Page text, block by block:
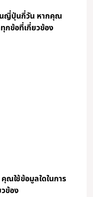
ญี่ปุ่นกี่วัน หากคุณ
กข้อที่เกี่ยวข้อง
ณใช้ข้อมูลใดในการ
ข้อง